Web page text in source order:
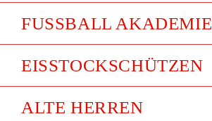
FUSSBALL AKADEMIE
EISSTOCKSCHÜTZEN
ALTE HERREN